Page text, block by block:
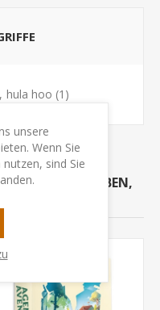
, hula hoo (1)
GEKAUFT HABEN,
unsere
Wenn Sie
sind Sie